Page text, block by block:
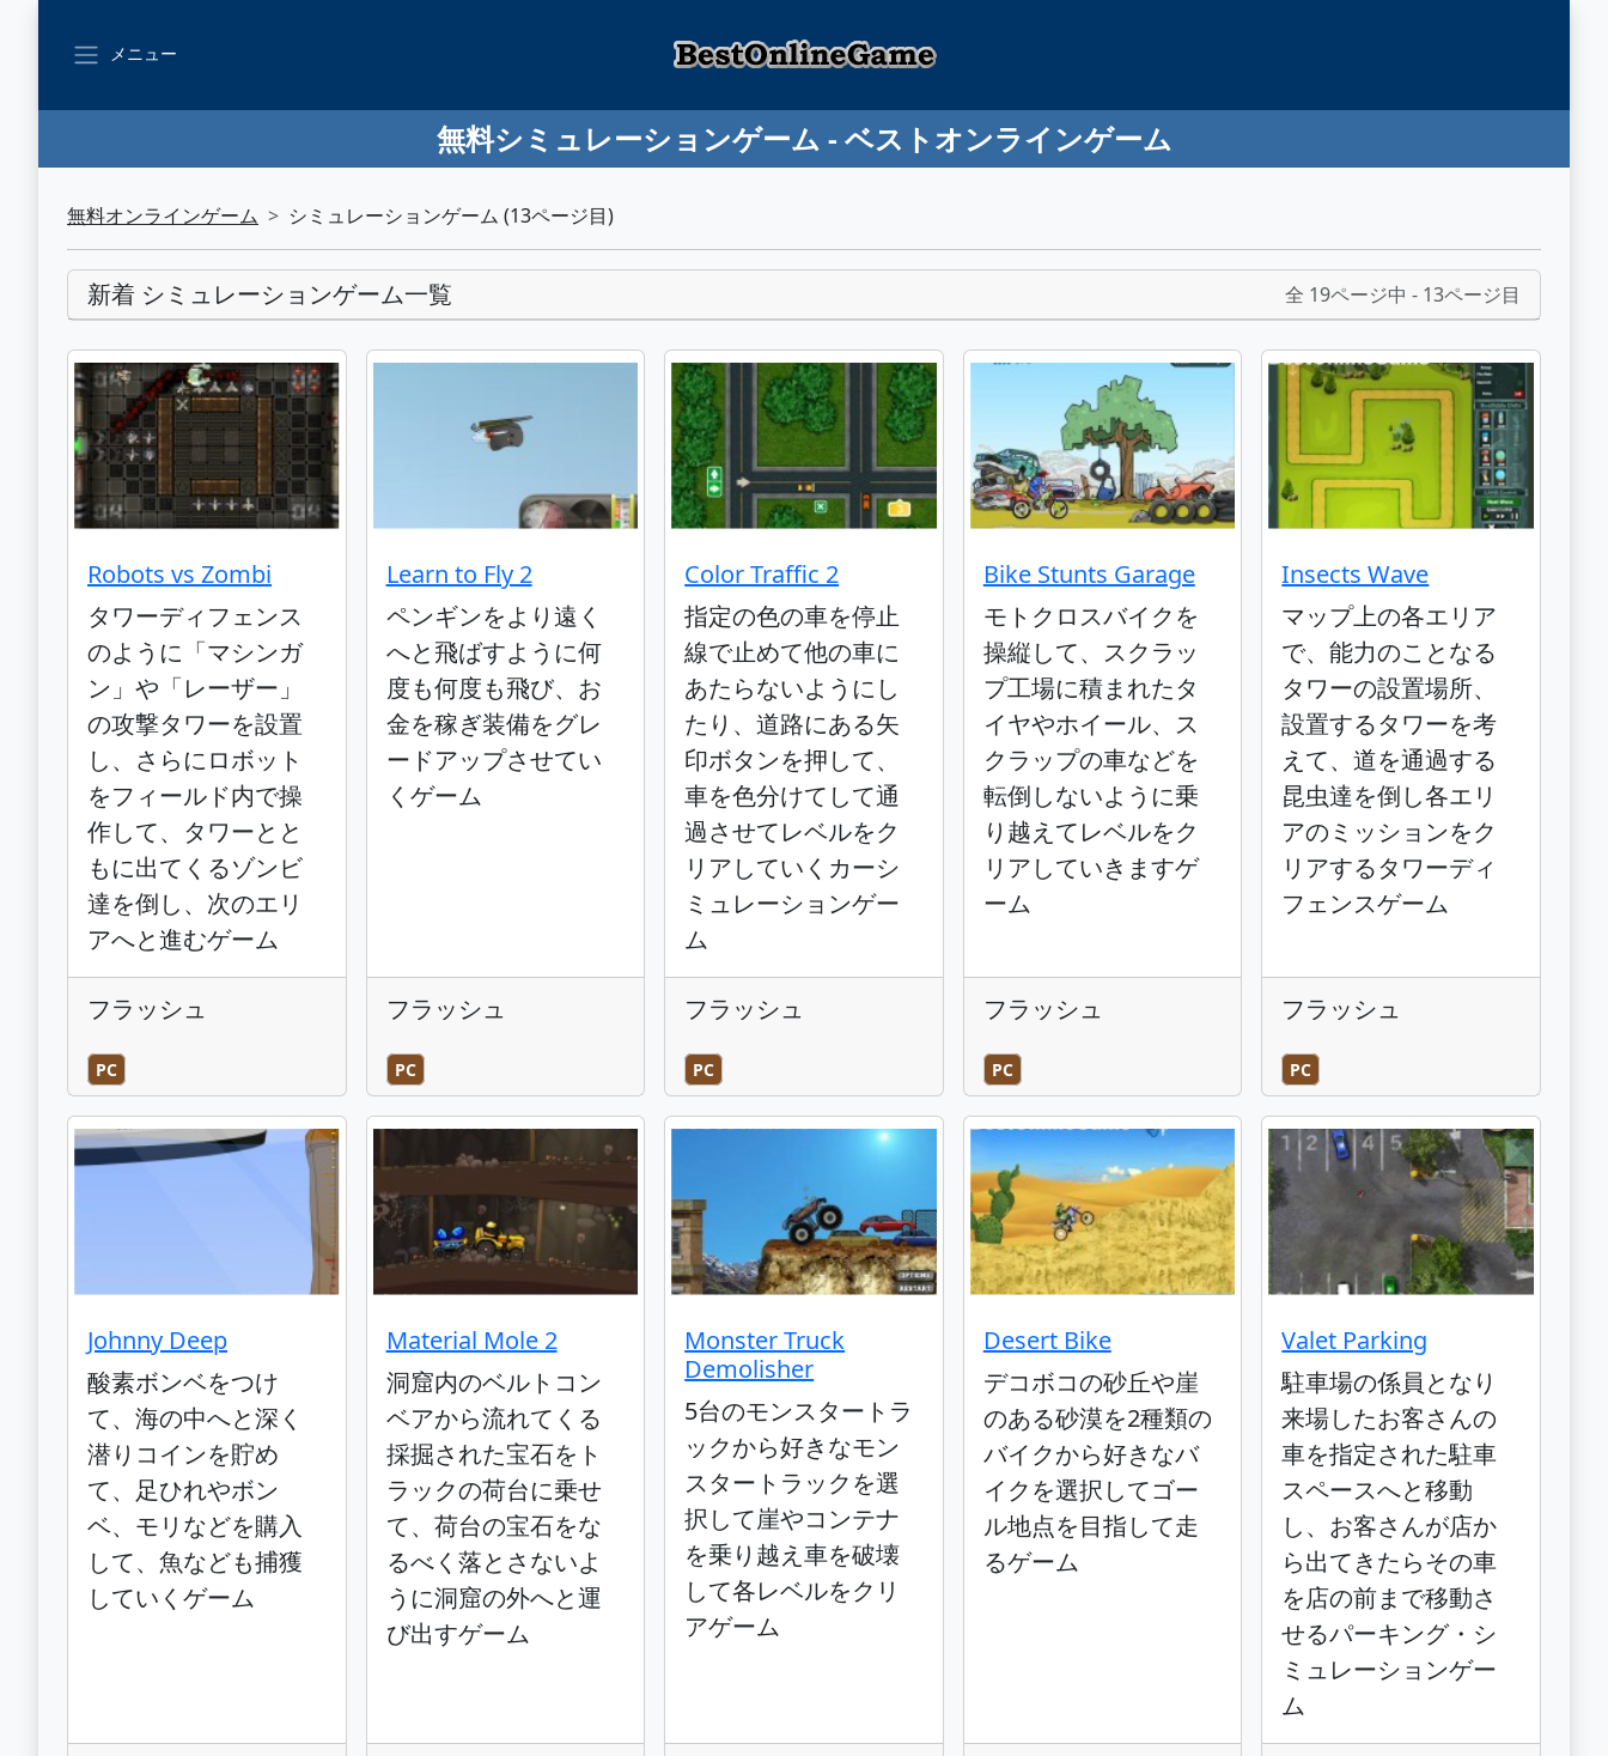
メニュー
無料シミュレーションゲーム - ベストオンラインゲーム
無料オンラインゲーム シミュレーションゲーム (13ページ目)
新着 シミュレーションゲーム一覧 全 19ページ中 - 13ページ目
Robots vs Zombi
タワーディフェンス
のように「マシンガ
ン」や「レーザー」
の攻撃タワーを設置
し、さらにロボット
をフィールド内で操
作して、タワーとと
もに出てくるゾンビ
達を倒し、次のエリ
アへと進むゲーム
フラッシュ
PC
Learn to Fly 2
ペンギンをより遠く
へと飛ばすように何
度も何度も飛び、お
金を稼ぎ装備をグレ
ードアップさせてい
くゲーム
フラッシュ
PC
Color Traffic 2
指定の色の車を停止
線で止めて他の車に
あたらないようにし
たり、道路にある矢
印ボタンを押して、
車を色分けてして通
過させてレベルをク
リアしていくカーシ
ミュレーションゲー
ム
フラッシュ
PC
Bike Stunts Garage
モトクロスバイクを
操縦して、スクラッ
プ工場に積まれたタ
イヤやホイール、ス
クラップの車などを
転倒しないように乗
り越えてレベルをク
リアしていきますゲ
ーム
フラッシュ
PC
Insects Wave
マップ上の各エリア
で、能力のことなる
タワーの設置場所、
設置するタワーを考
えて、道を通過する
昆虫達を倒し各エリ
アのミッションをク
リアするタワーディ
フェンスゲーム
フラッシュ
PC
Johnny Deep
酸素ボンベをつけ
て、海の中へと深く
潜りコインを貯め
て、足ひれやボン
ベ、モリなどを購入
して、魚なども捕獲
していくゲーム
Material Mole 2
洞窟内のベルトコン
ベアから流れてくる
採掘された宝石をト
ラックの荷台に乗せ
て、荷台の宝石をな
るべく落とさないよ
うに洞窟の外へと運
び出すゲーム
Monster Truck
Demolisher
5台のモンスタートラ
ックから好きなモン
スタートラックを選
択して崖やコンテナ
を乗り越え車を破壊
して各レベルをクリ
アゲーム
Desert Bike
デコボコの砂丘や崖
のある砂漠を2種類の
バイクから好きなバ
イクを選択してゴー
ル地点を目指して走
るゲーム
Valet Parking
駐車場の係員となり
来場したお客さんの
車を指定された駐車
スペースへと移動
し、お客さんが店か
ら出てきたらその車
を店の前まで移動さ
せるパーキング・シ
ミュレーションゲー
ム